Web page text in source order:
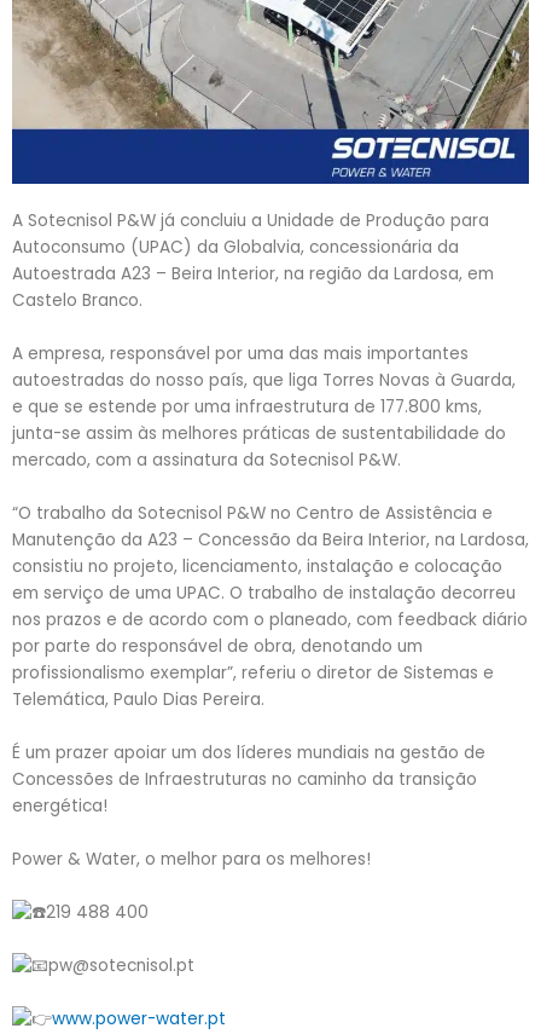
A Sotecnisol P&W já concluiu a Unidade de Produção para
Autoconsumo (UPAC) da Globalvia, concessionária da
Autoestrada A23 – Beira Interior, na região da Lardosa, em
Castelo Branco.
A empresa, responsável por uma das mais importantes
autoestradas do nosso país, que liga Torres Novas à Guarda,
e que se estende por uma infraestrutura de 177.800 kms,
junta-se assim às melhores práticas de sustentabilidade do
mercado, com a assinatura da Sotecnisol P&W.
“O trabalho da Sotecnisol P&W no Centro de Assistência e
Manutenção da A23 – Concessão da Beira Interior, na Lardosa,
consistiu no projeto, licenciamento, instalação e colocação
em serviço de uma UPAC. O trabalho de instalação decorreu
nos prazos e de acordo com o planeado, com feedback diário
por parte do responsável de obra, denotando um
profissionalismo exemplar”, referiu o diretor de Sistemas e
Telemática, Paulo Dias Pereira.
É um prazer apoiar um dos líderes mundiais na gestão de
Concessões de Infraestruturas no caminho da transição
energética!
Power & Water, o melhor para os melhores!
219 488 400
pw@sotecnisol.pt
www.power-water.pt